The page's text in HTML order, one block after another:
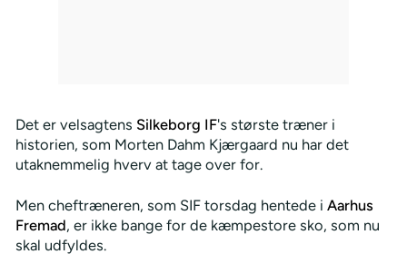
Det er velsagtens Silkeborg IF's største træner i
historien, som Morten Dahm Kjærgaard nu har det
utaknemmelig hverv at tage over for.
Men cheftræneren, som SIF torsdag hentede i Aarhus
Fremad, er ikke bange for de kæmpestore sko, som nu
skal udfyldes.